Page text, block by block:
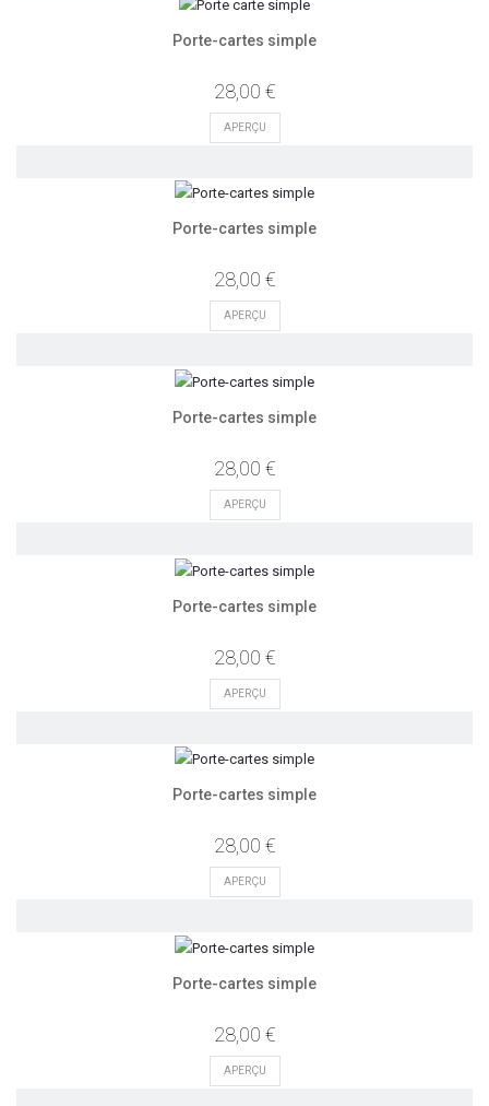
Porte-cartes simple
28,00 €
APERÇU
Porte-cartes simple
28,00 €
APERÇU
Porte-cartes simple
28,00 €
APERÇU
Porte-cartes simple
28,00 €
APERÇU
Porte-cartes simple
28,00 €
APERÇU
Porte-cartes simple
28,00 €
APERÇU